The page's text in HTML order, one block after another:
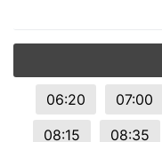
06:20 07:00
08:15
08:35